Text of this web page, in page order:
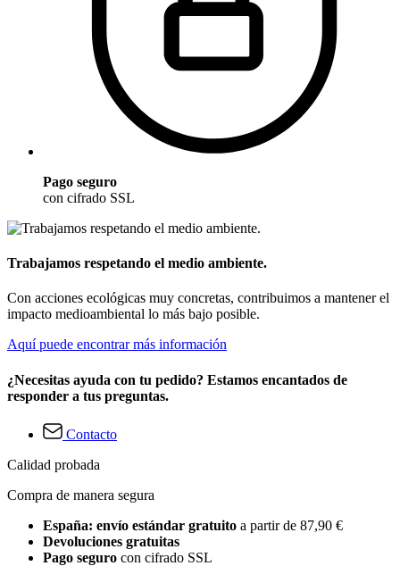
Pago seguro
con cifrado SSL
Trabajamos respetando el medio ambiente.
Con acciones ecológicas muy concretas, contribuimos a mantener el
impacto medioambiental lo más bajo posible.
Aquí puede encontrar más información
¿Necesitas ayuda con tu pedido? Estamos encantados de
responder a tus preguntas.
Contacto
Calidad probada
Compra de manera segura
España: envío estándar gratuito a partir de 87,90 €
Devoluciones gratuitas
Pago seguro con cifrado SSL